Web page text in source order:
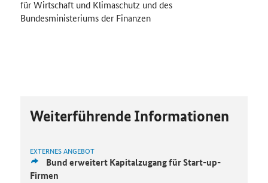
für Wirtschaft und Klimaschutz und des
Bundesministeriums der Finanzen
Weiterführende Informationen
EXTERNES ANGEBOT
Bund erweitert Kapitalzugang für Start-up-
Firmen